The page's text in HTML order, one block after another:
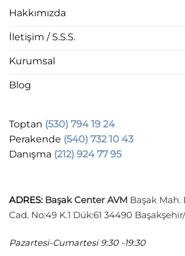
Hakkımızda
İletişim / S.S.S.
Kurumsal
Blog
Toptan (530) 794 19 24
Perakende (540) 732 10 43
Danışma (212) 924 77 95
ADRES: Başak Center AVM Başak
Cad. No:49 K.1 Dük:61 34490
Pazartesi-Cumartesi 9:30 -19:30